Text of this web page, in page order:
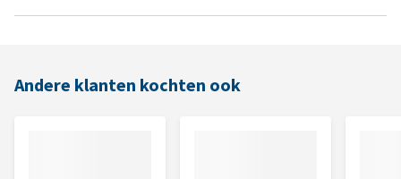
Andere klanten kochten ook